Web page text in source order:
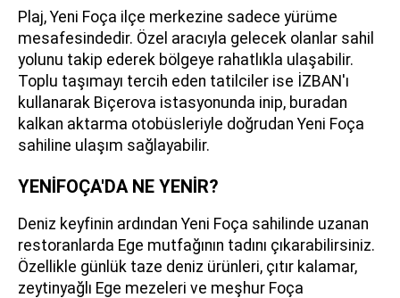
Plaj, Yeni Foça ilçe merkezine sadece yürüme
mesafesindedir. Özel aracıyla gelecek olanlar sahil
yolunu takip ederek bölgeye rahatlıkla ulaşabilir.
Toplu taşımayı tercih eden tatilciler ise İZBAN'ı
kullanarak Biçerova istasyonunda inip, buradan
kalkan aktarma otobüsleriyle doğrudan Yeni Foça
sahiline ulaşım sağlayabilir.
YENİFOÇA'DA NE YENİR?
Deniz keyfinin ardından Yeni Foça sahilinde uzanan
restoranlarda Ege mutfağının tadını çıkarabilirsiniz.
Özellikle günlük taze deniz ürünleri, çıtır kalamar,
zeytinyağlı Ege mezeleri ve meşhur Foça